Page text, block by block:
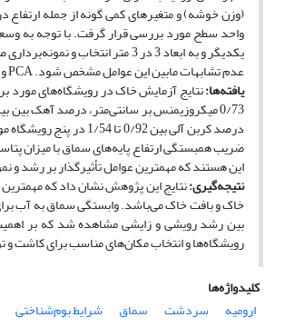
(وزن خوشه) و متغیرهای کمی گونه از جمله ارتفاع
یکدیگر و به ابعاد 3 در 3 متر
عدم تشابهات مابین این عوامل مشخص شود. PCA و خوشه‌بندی دو‌طرفه به‌وسیلة نرم‌افزار آماری PAST انجام گرفت.
یافته‌ها:
درصد کربن آلی بین
ضریب همبستگی ارتفاع پایه‌های سماق با میزان
این هستند که مهمترین عوامل تأثیرگذار بر
نتیجه‌­گیری:نتایج این پژوهش نشان داد که مهمترین
خاک و بافت خاک می‌باشد. وابستگی سماق به آب
بین رشد رویشی و زایشی مشاهده شد که بر اهمیت
رویشگاه‌ها و انتخاب مکان‌های مناسب برای کاشت و
کلیدواژه‌ها
ارومیه
سردشت سماق شرایط بوم‌شناختی